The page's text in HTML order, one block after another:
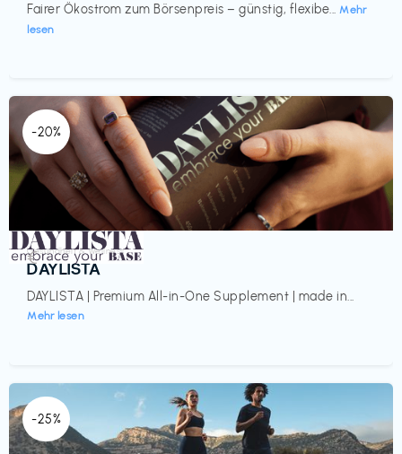
Fairer Ökostrom zum Börsenpreis – günstig, flexibe... Mehr
lesen
-20%
Gesundheit & Wellness
DAYLISTA
DAYLISTA | Premium All-in-One Supplement | made in...
Mehr lesen
€‎
-25%